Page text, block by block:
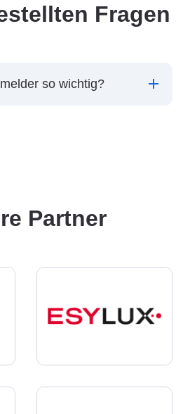
Fragen
so wichtig?
Partner